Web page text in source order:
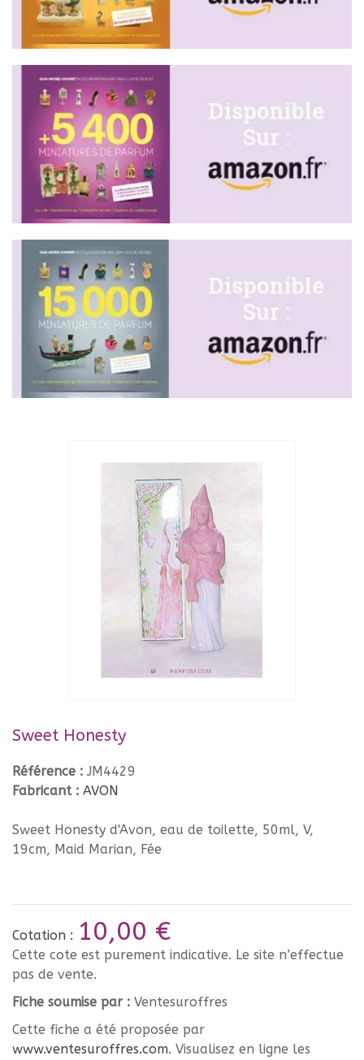
Sweet Honesty
Référence : JM4429
Fabricant : AVON
Sweet Honesty d'Avon, eau de toilette, 50ml, V,
19cm, Maid Marian, Fée
Cotation : 10,00 €
Cette cote est purement indicative. Le site n’effectue
pas de vente.
Fiche soumise par : Ventesuroffres
Cette fiche a été proposée par
www.ventesuroffres.com. Visualisez en ligne les